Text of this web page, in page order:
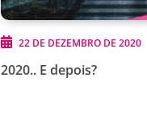
2020.. E depois?
22 DE DEZEMBRO DE 2020